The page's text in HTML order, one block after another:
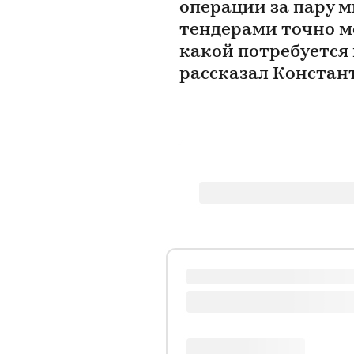
операции за пару
тендерами точно
какой
рассказал